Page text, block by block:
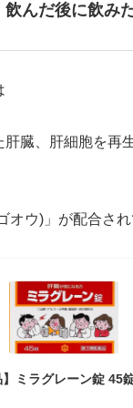
飲んだ後に飲み
肝臓、肝細胞を再
オウ)」が配合され
】ミラグレーン錠 45